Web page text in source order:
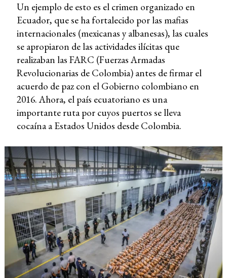
Un ejemplo de esto es el crimen organizado en
Ecuador, que se ha fortalecido por las mafias
internacionales (mexicanas y albanesas), las cuales
se apropiaron de las actividades ilícitas que
realizaban las FARC (Fuerzas Armadas
Revolucionarias de Colombia) antes de firmar el
acuerdo de paz con el Gobierno colombiano en
2016. Ahora, el país ecuatoriano es una
importante ruta por cuyos puertos se lleva
cocaína a Estados Unidos desde Colombia.